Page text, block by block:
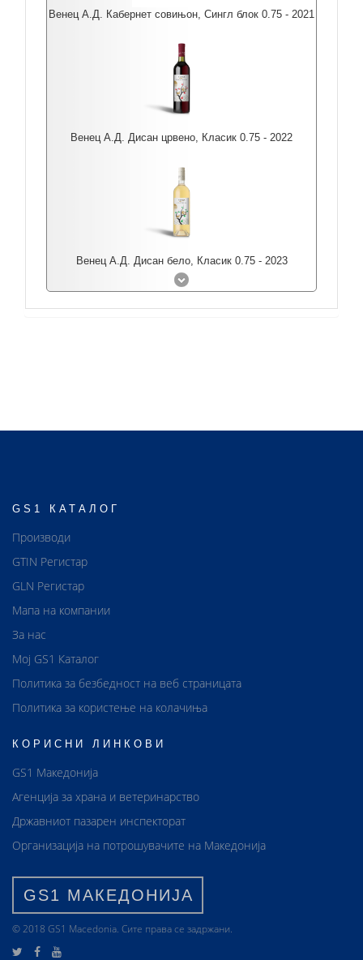
Венец А.Д. Кабернет совињон, Сингл блок 0.75 - 2021
Венец А.Д. Дисан црвено, Класик 0.75 - 2022
Венец А.Д. Дисан бело, Класик 0.75 - 2023
GS1 КАТАЛОГ
Производи
GTIN Регистар
GLN Регистар
Мапа на компании
За нас
Мој GS1 Каталог
Политика за безбедност на веб страницата
Политика за користење на колачиња
КОРИСНИ ЛИНКОВИ
GS1 Македонија
Агенција за храна и ветеринарство
Државниот пазарен инспекторат
Организација на потрошувачите на Македонија
GS1 МАКЕДОНИЈА
© 2018 GS1 Маcedonia. Сите права се задржани.